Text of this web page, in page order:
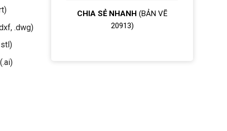
.dwg)
CHIA SẺ NHANH (BẢN VẼ
20913)